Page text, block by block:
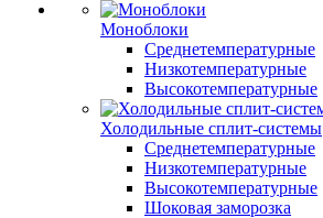
Моноблоки
Среднетемпературные
Низкотемпературные
Высокотемпературные
Холодильные сплит-системы
Среднетемпературные
Низкотемпературные
Высокотемпературные
Шоковая заморозка